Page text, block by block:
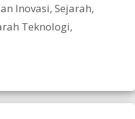
Inovasi, Sejarah,
Teknologi,